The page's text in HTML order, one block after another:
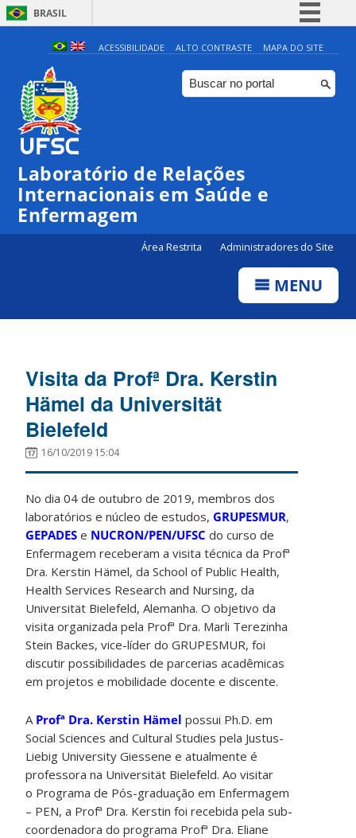
BRASIL
Simplifique!
Comunica BR
Participe
Canais
ACESSIBILIDADE ALTO CONTRASTE MAPA DO SITE
Laboratório de Relações
Internacionais em Saúde e
Enfermagem
Área Restrita Administradores do Site
MENU
Visita da Profª Dra. Kerstin
Hämel da Universität
Bielefeld
16/10/2019 15:04
No dia 04 de outubro de 2019, membros dos
laboratórios e núcleo de estudos,GRUPESMUR,
GEPADESe NUCRON/PEN/UFSC do curso de
Enfermagem receberam a visita técnica da Profª
Dra. Kerstin Hämel, da School of Public Health,
Health Services Research and Nursing, da
Universität Bielefeld, Alemanha. O objetivo da
visita organizada pela Profª Dra. Marli Terezinha
Stein Backes, vice-líder do GRUPESMUR, foi
discutir possibilidades de parcerias acadêmicas
em projetos e mobilidade docente e discente.
A Profª Dra. Kerstin Hämel possui Ph.D. em
Social Sciences and Cultural Studies pela Justus-
Liebig University Giessene e atualmente é
professora na Universität Bielefeld. Ao visitar
o Programa de Pós-graduação em Enfermagem
– PEN, a Profª Dra. Kerstin foi recebida pela sub-
coordenadora do programa Profª Dra. Eliane